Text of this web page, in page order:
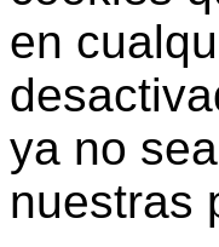
en
ya no
nuestras